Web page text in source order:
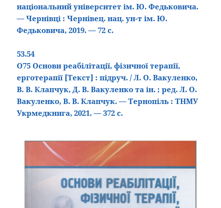
національний університет ім. Ю. Федьковича.
— Чернівці : Чернівец. нац. ун-т ім. Ю.
Федьковича, 2019. — 72 с.
53.54
О75 Основи реабілітації, фізичної терапії,
ерготерапії [Текст] : підруч. / Л. О. Вакуленко,
В. В. Клапчук, Д. В. Вакуленко та ін. ; ред. Л. О.
Вакуленко, В. В. Клапчук. — Тернопіль : ТНМУ
Укрмедкнига, 2021. — 372 с.